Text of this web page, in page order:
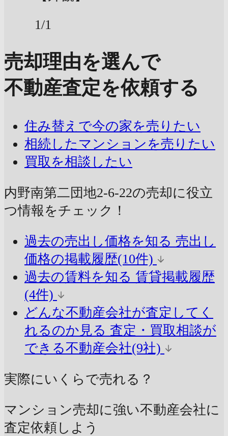
1/1
売却理由を選んで
不動産査定を依頼する
住み替えで今の家を売りたい
相続したマンションを売りたい
買取を相談したい
内野南第二団地2-6-22の売却に役立
つ情報をチェック！
過去の売出し価格を知る 売出し
価格の掲載履歴(10件)
過去の賃料を知る 賃貸掲載履歴
(4件)
どんな不動産会社が査定してく
れるのか見る 査定・買取相談が
できる不動産会社(9社)
実際にいくらで売れる？
マンション売却に強い不動産会社に
査定依頼しよう